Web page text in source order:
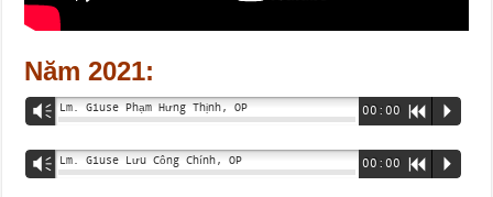
Năm 2021:
Vm Lm. Giuse Phạm Hưng Thịnh, OP 00:00 R P
Vm Lm. Giuse Lưu Công Chính, OP 00:00 R P